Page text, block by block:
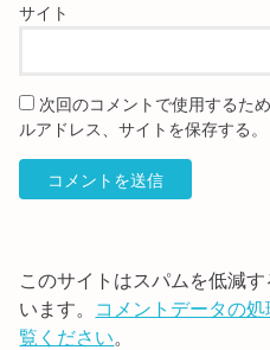
サイト
次回のコメントで使用するた
ルアドレス、サイトを保存する。
このサイトはスパムを低減
います。 コメントデータの
覧ください